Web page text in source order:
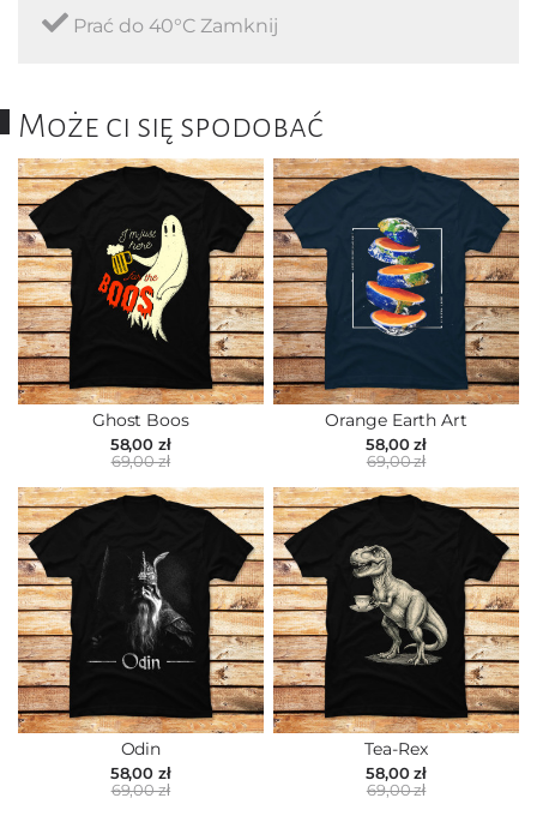
Prać do 40°C Zamknij
Może ci się spodobać
Ghost Boos
58,00 zł
69,00 zł
Orange Earth Art
58,00 zł
69,00 zł
Odin
58,00 zł
69,00 zł
Tea-Rex
58,00 zł
69,00 zł